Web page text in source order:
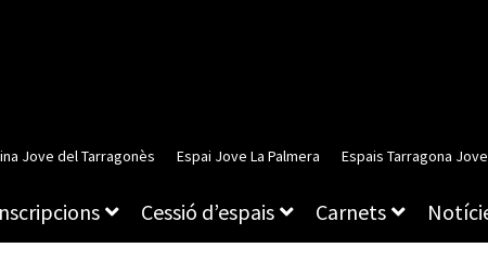
Jove del Tarragonès Espai Jove La Palmera Espais Tarragona Jove
Cessió d’espais Carnets